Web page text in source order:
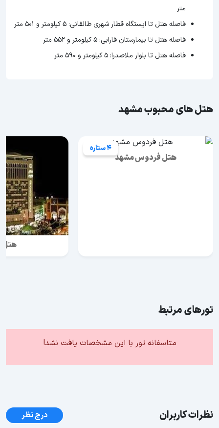
متر
فاصله هتل تا ایستگاه قطار شهری طالقانی: ۵ کیلومتر و ۵۰۱ متر
فاصله هتل تا بیمارستان فارابی: ۵ کیلومتر و ۵۵۲ متر
فاصله هتل تا بلوار ملاصدرا: ۵ کیلومتر و ۵۹۰ متر
هتل های محبوب مشهد
4 ستاره
هتل فردوس مشهد
هتل
تورهای مرتبط
متاسفانه تور با این مشخصات یافت نشد!
نظرات کاربران درج نظر